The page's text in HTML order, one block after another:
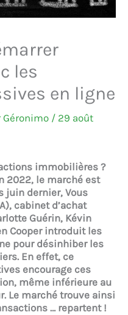
les
en ligne
Géronimo / 29 août
immobilières ?
2022, le marché est
juin dernier, Vous
cabinet d’achat
Guérin, Kévin
Cooper introduit les
pour désinhiber les
En effet, ce
encourage ces
même inférieure au
Le marché trouve ainsi
… repartent !